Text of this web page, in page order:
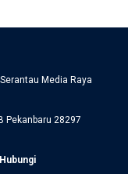
Media Raya
Pekanbaru 28297